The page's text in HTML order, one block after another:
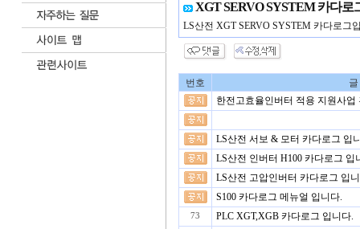
XGT SERVO SYSTEM 카다로
LS산전 XGT SERVO SYSTEM 카다로그
번호
한전고효율인버터 적용 지원사업
LS산전 서보 & 모터 카다로그 입
LS산전 인버터 H100 카다로그 입
LS산전 고압인버터 카다로그 입
S100 카다로그 메뉴얼 입니다.
73 PLC XGT,XGB 카다로그 입니다.